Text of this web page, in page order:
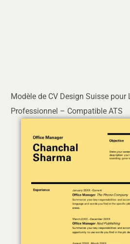
Modèle de CV Design Suisse pour
Professionnel – Compatible ATS